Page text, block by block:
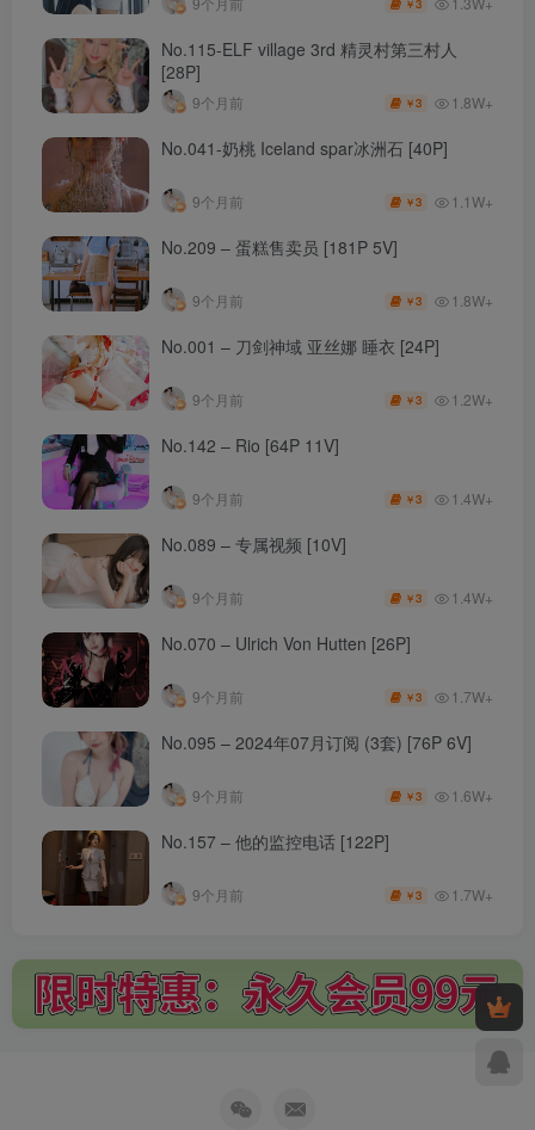
￥3
No.115-ELF village 3rd 精灵村第三村人
[28P]
9个月前 ￥3 1.8W+
No.041-奶桃 Iceland spar冰洲石 [40P]
9个月前 ￥3 1.1W+
No.209 – 蛋糕售卖员 [181P 5V]
9个月前 ￥3 1.8W+
No.001 – 刀剑神域 亚丝娜 睡衣 [24P]
9个月前 ￥3 1.2W+
No.142 – Rio [64P 11V]
9个月前 ￥3 1.4W+
No.089 – 专属视频 [10V]
9个月前 ￥3 1.4W+
No.070 – Ulrich Von Hutten [26P]
9个月前 ￥3 1.7W+
No.095 – 2024年07月订阅 (3套) [76P 6V]
9个月前 ￥3 1.6W+
No.157 – 他的监控电话 [122P]
9个月前 ￥3 1.7W+